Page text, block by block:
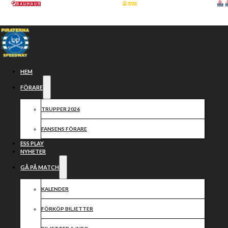
Hoppa till huvudinnehåll
HEM
FÖRARE
TRUPPER 2026
FANSENS FÖRARE
ESS PLAY
NYHETER
GÅ PÅ MATCH
KALENDER
FÖRKÖP BILJETTER
LUCK-